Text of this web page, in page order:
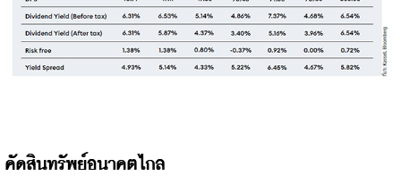
คัดสินทรัพย์อนาคตไกล